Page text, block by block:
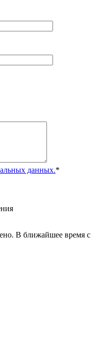
данных.*
В ближайшее время с